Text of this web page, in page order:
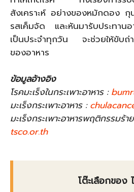
สังเคราะห์ อย่างของหมักดอง กุ
รสเค็มจัด และหันมารับประทา
เป็นประจำทุกวัน จะช่วยให้ขับถ่
ของอาหาร
ข้อมูลอ้างอิง
โรคมะเร็งในกระเพาะอาหาร :
มะเร็งกระเพาะอาหาร :
มะเร็งกระเพาะอาหารพฤติกรรมร้
tsco.or.th
โต๊ะเลือกของ